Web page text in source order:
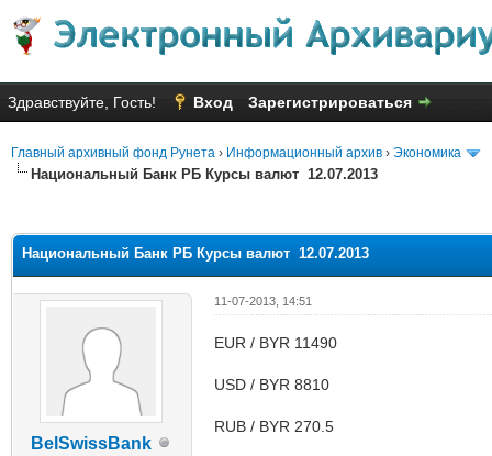
Здравствуйте, Гость! Вход Зарегистрироваться
Главный архивный фонд Рунета › Информационный архив › Экономика
Национальный Банк РБ Курсы валют 12.07.2013
Национальный Банк РБ Курсы валют 12.07.2013
BelSwissBank
11-07-2013, 14:51
EUR / BYR 11490
USD / BYR 8810
RUB / BYR 270.5